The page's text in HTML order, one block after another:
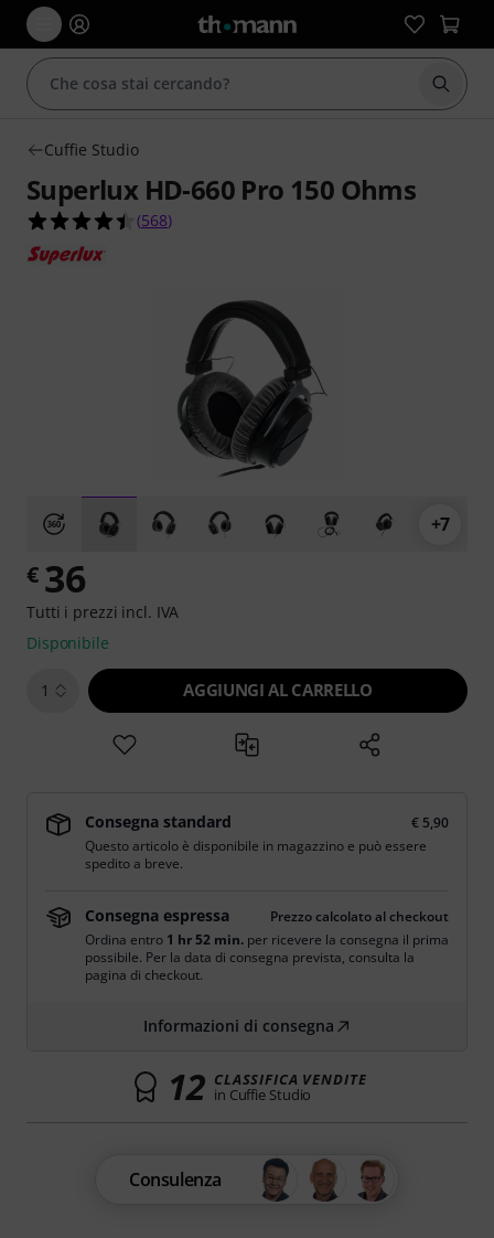
Cuffie Studio
Superlux HD-660 Pro 150 Ohms
4.5 su 5 stelle su 568 valutazioni dei clienti
(568)
+7
€ 36
Tutti i prezzi incl. IVA
Disponibile
1 AGGIUNGI AL CARRELLO
Consegna standard
€ 5,90
Questo articolo è disponibile in magazzino e può essere
spedito a breve.
Consegna espressa
Prezzo calcolato al checkout
Ordina entro 1 hr 52 min. per ricevere la consegna il prima
possibile. Per la data di consegna prevista, consulta la
pagina di checkout.
Informazioni di consegna
12 CLASSIFICA VENDITE
in Cuffie Studio
Consulenza